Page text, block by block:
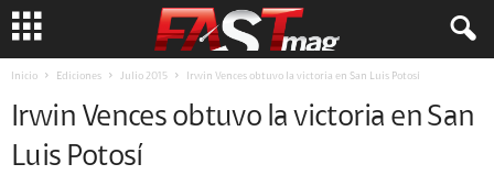
Inicio Ediciones Julio 2015 Irwin Vences obtuvo la victoria en San Luis Potosí
Irwin Vences obtuvo la victoria en San
Luis Potosí